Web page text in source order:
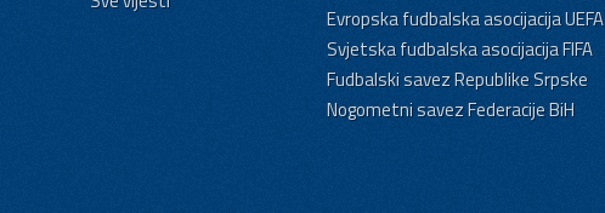
Evropska fudbalska asocijacija UEFA
Svjetska fudbalska asocijacija FIFA
Fudbalski savez Republike Srpske
Nogometni savez Federacije BiH